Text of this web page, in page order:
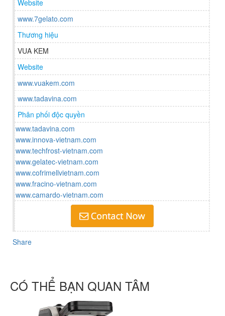
Website
www.7gelato.com
Thương hiệu
VUA KEM
Website
www.vuakem.com
www.tadavina.com
Phân phối độc quyền
www.tadavina.com
www.innova-vietnam.com
www.techfrost-vietnam.com
www.gelatec-vietnam.com
www.cofrimellvietnam.com
www.fracino-vietnam.com
www.camardo-vietnam.com
Share
CÓ THỂ BẠN QUAN TÂM